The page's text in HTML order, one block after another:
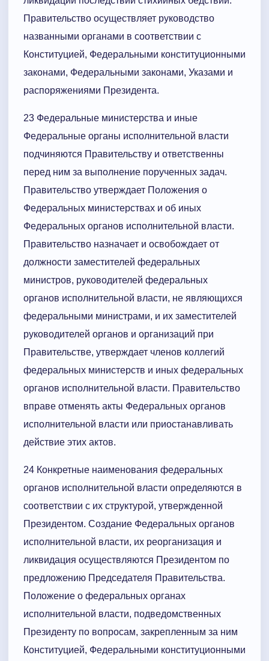
Правительство осуществляет руководство
названными органами в соответствии с
Конституцией, Федеральными конституционными
законами, Федеральными законами, Указами и
распоряжениями Президента.
23 Федеральные министерства и иные
Федеральные органы исполнительной власти
подчиняются Правительству и ответственны
перед ним за выполнение порученных задач.
Правительство утверждает Положения о
Федеральных министерствах и об иных
Федеральных органов исполнительной власти.
Правительство назначает и освобождает от
должности заместителей федеральных
министров, руководителей федеральных
органов исполнительной власти, не являющихся
федеральными министрами, и их заместителей
руководителей органов и организаций при
Правительстве, утверждает членов коллегий
федеральных министерств и иных федеральных
органов исполнительной власти. Правительство
вправе отменять акты Федеральных органов
исполнительной власти или приостанавливать
действие этих актов.
24 Конкретные наименования федеральных
органов исполнительной власти определяются в
соответствии с их структурой, утвержденной
Президентом. Создание Федеральных органов
исполнительной власти, их реорганизация и
ликвидация осуществляются Президентом по
предложению Председателя Правительства.
Положение о федеральных органах
исполнительной власти, подведомственных
Президенту по вопросам, закрепленным за ним
Конституцией, Федеральными конституционными